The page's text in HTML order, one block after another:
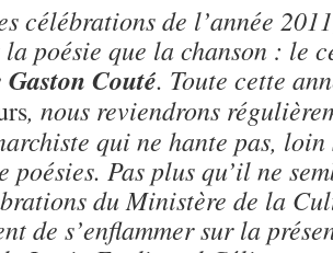
célébrations de l’année
poésie que la chanson : le
Gaston Couté. Toute cette
, nous reviendrons
qui ne hante pas, loin
poésies. Pas plus qu’il ne
du Ministère de la
de s’enflammer sur la